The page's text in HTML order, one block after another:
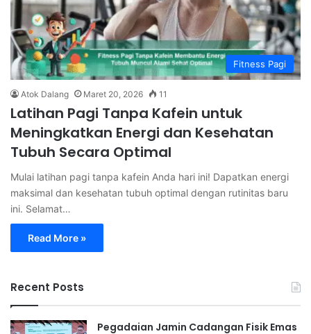
Fitness Pagi
Atok Dalang Maret 20, 2026 11
Latihan Pagi Tanpa Kafein untuk
Meningkatkan Energi dan Kesehatan
Tubuh Secara Optimal
Mulai latihan pagi tanpa kafein Anda hari ini! Dapatkan energi
maksimal dan kesehatan tubuh optimal dengan rutinitas baru
ini. Selamat…
Read More »
Recent Posts
Pegadaian Jamin Cadangan Fisik Emas